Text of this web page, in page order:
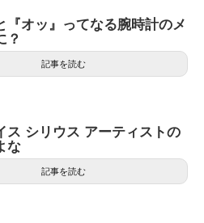
『オッ』ってなる腕時計のメ
？
記事を読む
ス シリウス アーティストの
な
記事を読む